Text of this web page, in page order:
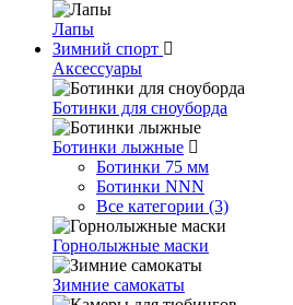
Лапы
Зимний спорт
Аксессуары
Ботинки для сноуборда
Ботинки лыжные
Ботинки 75 мм
Ботинки NNN
Все категории (3)
Горнолыжные маски
Зимние самокаты